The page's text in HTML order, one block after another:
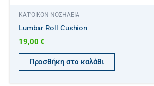
ΚΑΤ'ΟΙΚΟΝ ΝΟΣΗΛΕΙΑ
Lumbar Roll Cushion
19,00 €
Προσθήκη στο καλάθι